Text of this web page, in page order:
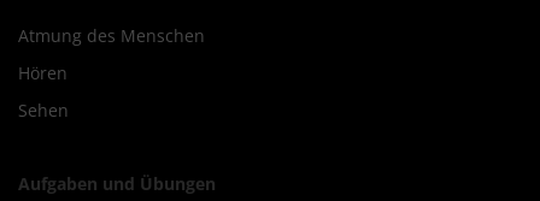
Atmung des Menschen
Hören
Sehen
Aufgaben und Übungen